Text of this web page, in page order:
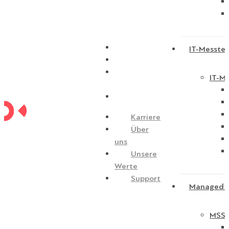
Karriere
Über
uns
Unsere
Werte
Support
IT-
IT-
Managed